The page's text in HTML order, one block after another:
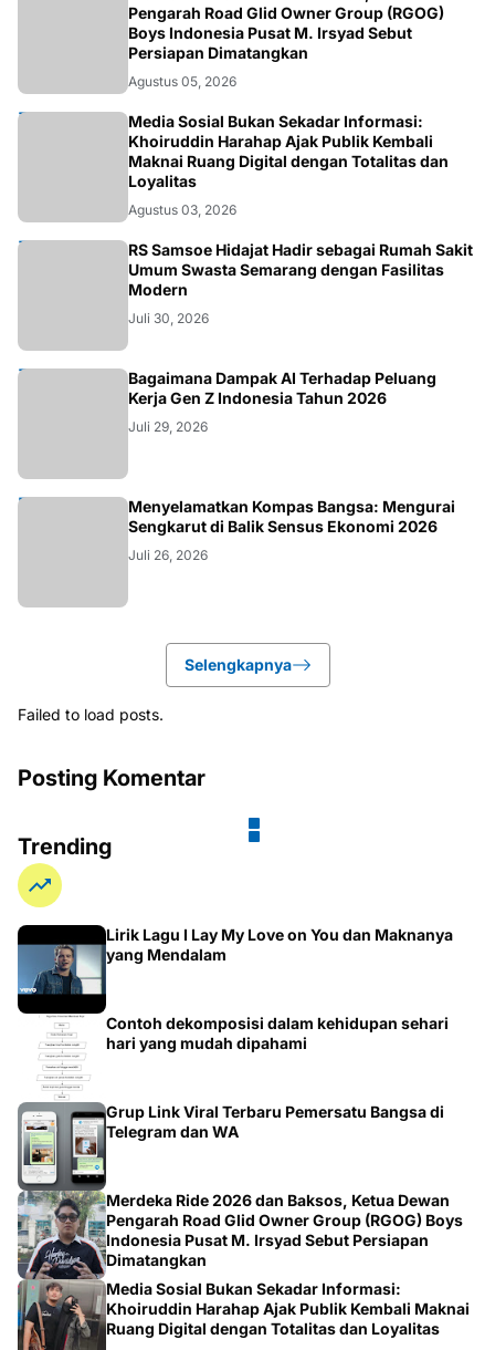
Pengarah Road Glid Owner Group (RGOG)
Boys Indonesia Pusat M. Irsyad Sebut
Persiapan Dimatangkan
Agustus 05, 2026
OPINI
Media Sosial Bukan Sekadar Informasi:
Khoiruddin Harahap Ajak Publik Kembali
Maknai Ruang Digital dengan Totalitas dan
Loyalitas
Agustus 03, 2026
RS Samsoe Hidajat Hadir sebagai Rumah Sakit
Umum Swasta Semarang dengan Fasilitas
Modern
Juli 30, 2026
Bagaimana Dampak AI Terhadap Peluang
Kerja Gen Z Indonesia Tahun 2026
Juli 29, 2026
Menyelamatkan Kompas Bangsa: Mengurai
Sengkarut di Balik Sensus Ekonomi 2026
Juli 26, 2026
Selengkapnya
Failed to load posts.
Posting Komentar
Trending
Lirik Lagu I Lay My Love on You dan Maknanya
yang Mendalam
Contoh dekomposisi dalam kehidupan sehari
hari yang mudah dipahami
Grup Link Viral Terbaru Pemersatu Bangsa di
Telegram dan WA
Merdeka Ride 2026 dan Baksos, Ketua Dewan
Pengarah Road Glid Owner Group (RGOG) Boys
Indonesia Pusat M. Irsyad Sebut Persiapan
Dimatangkan
Media Sosial Bukan Sekadar Informasi:
Khoiruddin Harahap Ajak Publik Kembali Maknai
Ruang Digital dengan Totalitas dan Loyalitas